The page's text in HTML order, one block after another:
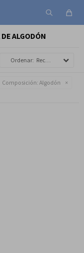
ALGODÓN
Recomendados
Composición: Algodón